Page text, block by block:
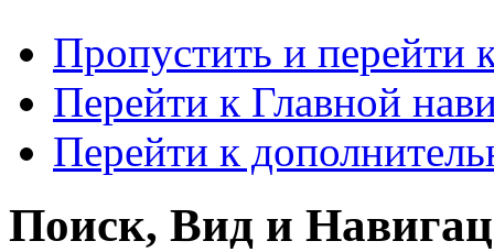
Пропустить и перейти
Перейти к Главной
Перейти к
Поиск, Вид и